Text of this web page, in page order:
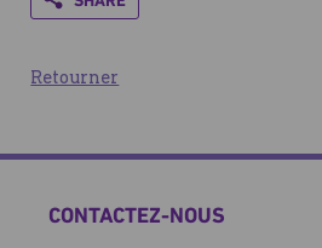
Retourner
CONTACTEZ-NOUS